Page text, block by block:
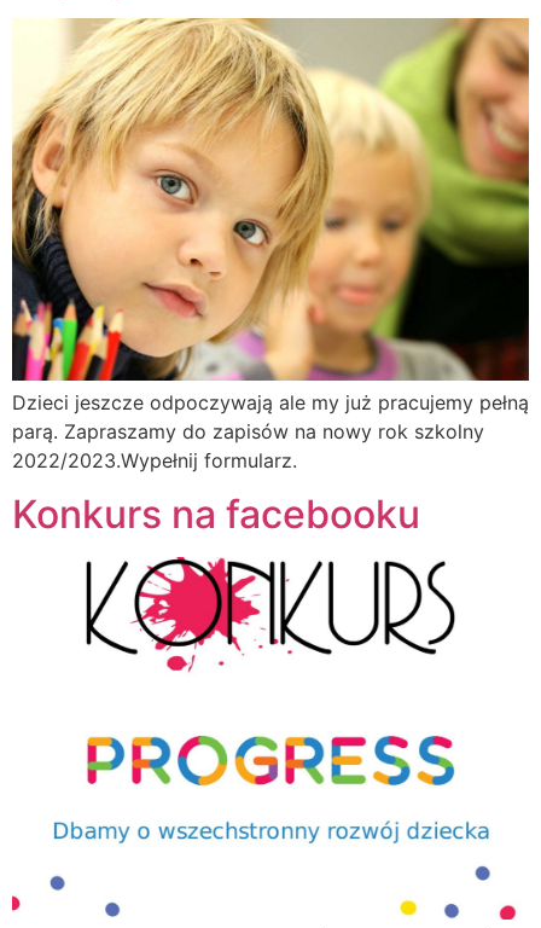
Dzieci jeszcze odpoczywają ale my już pracujemy pełną
parą. Zapraszamy do zapisów na nowy rok szkolny
2022/2023.Wypełnij formularz.
Konkurs na facebooku